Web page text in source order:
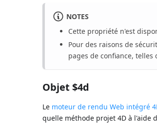
NOTES
Cette propriété n'est
Pour des raisons de
pages de confiance,
Objet $4d
Le moteur de rendu Web intégré
quelle méthode projet 4D à l'aide